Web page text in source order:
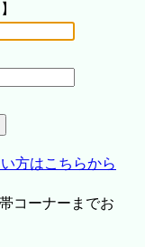
方はこちらから
コーナーまでお